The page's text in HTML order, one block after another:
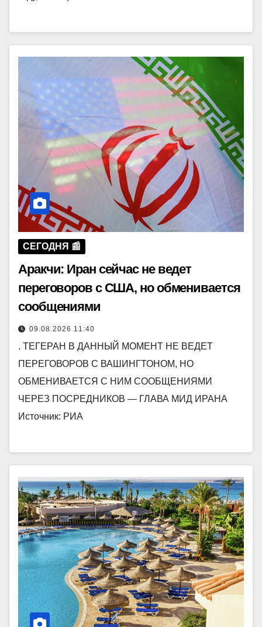
СЕГОДНЯ 📰
Аракчи: Иран сейчас не ведет
переговоров с США, но обменивается
сообщениями
09.08.2026 11:40
. ТЕГЕРАН В ДАННЫЙ МОМЕНТ НЕ ВЕДЕТ
ПЕРЕГОВОРОВ С ВАШИНГТОНОМ, НО
ОБМЕНИВАЕТСЯ С НИМ СООБЩЕНИЯМИ
ЧЕРЕЗ ПОСРЕДНИКОВ — ГЛАВА МИД ИРАНА
Источник: РИА